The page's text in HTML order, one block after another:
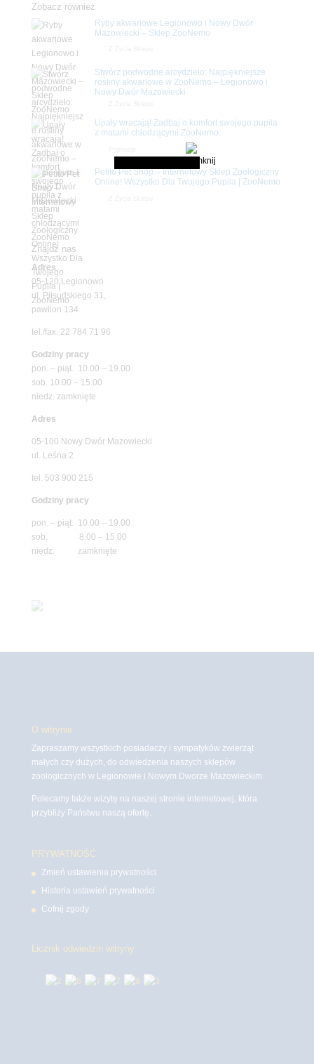
Zobacz również
Ryby akwariowe Legionowo i Nowy Dwór
Mazowiecki – Sklep ZooNemo
Stwórz podwodne arcydzieło: Najpiękniejsze
rośliny akwariowe w ZooNemo – Legionowo i
Nowy Dwór Mazowiecki
Upały wracają! Zadbaj o komfort swojego pupila
z matami chłodzącymi ZooNemo
Petito Pet Shop – Internetowy Sklep Zoologiczny
Online! Wszystko Dla Twojego Pupila | ZooNemo
Znajdź nas
Adres
05-120 Legionowo
ul. Piłsudskiego 31,
pawilon 134
tel./fax. 22 784 71 96
Godziny pracy
pon. – piąt. 10.00 – 19.00
sob. 10.00 – 15.00
niedz. zamknięte
Adres
05-100 Nowy Dwór Mazowiecki
ul. Leśna 2
tel. 503 900 215
Godziny pracy
pon. – piąt. 10.00 – 19.00
sob. 8.00 – 15.00
niedz. zamknięte
O witrynie
Zapraszamy wszystkich posiadaczy i sympatyków zwierząt
małych czy dużych, do odwiedzenia naszych sklepów
zoologicznych w Legionowie i Nowym Dworze Mazowieckim
Polecamy także wizytę na naszej stronie internetowej, która
przybliży Państwu naszą ofertę.
PRYWATNOŚĆ
Zmień ustawienia prywatności
Historia ustawień prywatności
Cofnij zgody
Licznik odwiedzin witryny